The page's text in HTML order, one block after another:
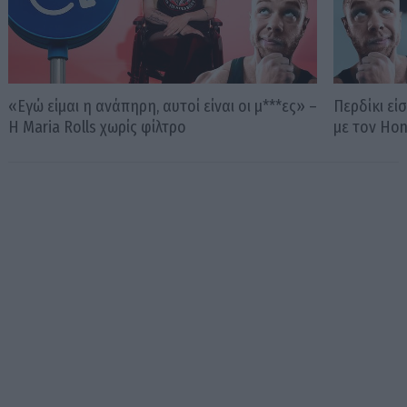
«Εγώ είμαι η ανάπηρη, αυτοί είναι οι μ***ες» –
Η Maria Rolls χωρίς φίλτρο
Περδίκι
με τον